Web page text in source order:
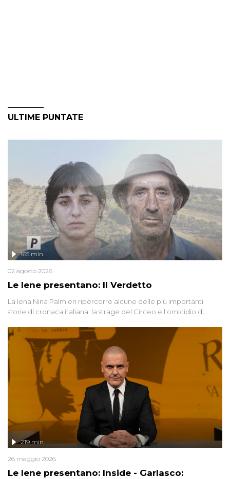
ULTIME PUNTATE
Le Iene presentano: Il Verdetto
165 min
02 agosto 2026
La Iena Nina Palmieri ripercorre alcune delle più importanti
storie di cronaca italiana: la strage del Circeo e l'omicidio di
Le Iene presentano: Inside - Garlasco:
219 min
26 maggio 2026